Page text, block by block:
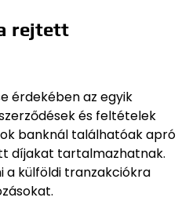
rejtett
érdekében az egyik
és feltételek
banknál találhatóak apró
díjakat tartalmazhatnak.
a külföldi tranzakciókra